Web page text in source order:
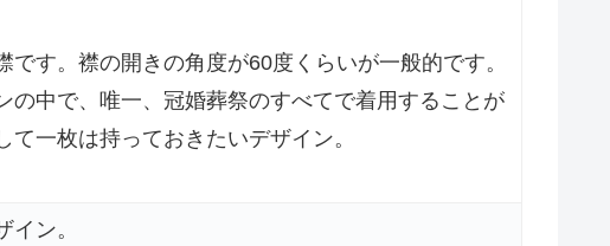
です。襟の開きの角度が60度くらいが一般的です。
の中で、唯一、冠婚葬祭のすべてで着用することが
て一枚は持っておきたいデザイン。
イン。